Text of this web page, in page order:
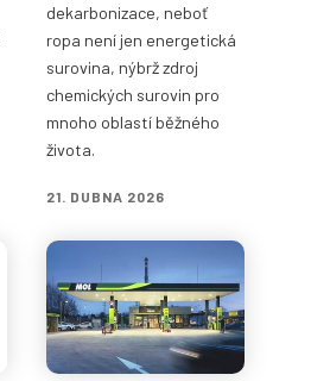
dekarbonizace, neboť
ropa není jen energetická
surovina, nýbrž zdroj
chemických surovin pro
mnoho oblastí běžného
života.
21. DUBNA 2026